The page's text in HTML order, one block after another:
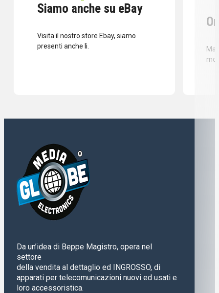
Siamo anche su eBay
Visita il nostro store Ebay, siamo
presenti anche li.
Da un’idea di Beppe Magistro, opera nel
settore
della vendita al dettaglio ed INGROSSO, di
apparati per telecomunicazioni nuovi ed usati e
loro accessoristica.